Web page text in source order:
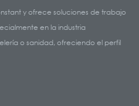
y ofrece soluciones de trabajo
en la industria
o sanidad, ofreciendo el perfil